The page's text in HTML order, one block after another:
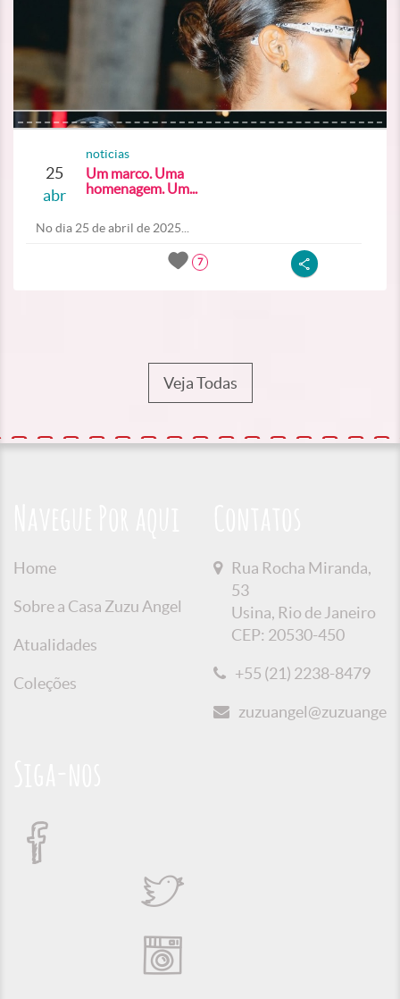
25
abr
noticias
Um marco. Uma
homenagem. Um...
No dia 25 de abril de 2025...
7
Veja Todas
Home
Sobre a Casa Zuzu Angel
Atualidades
Coleções
Rua Rocha Miranda,
53
Usina, Rio de Janeiro
CEP: 20530-450
+55 (21) 2238-8479